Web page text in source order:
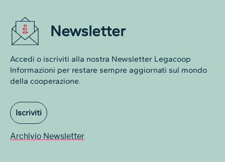
Newsletter
Accedi o iscriviti alla nostra Newsletter Legacoop
Informazioni per restare sempre aggiornati sul mondo
della cooperazione.
Iscriviti
Archivio Newsletter